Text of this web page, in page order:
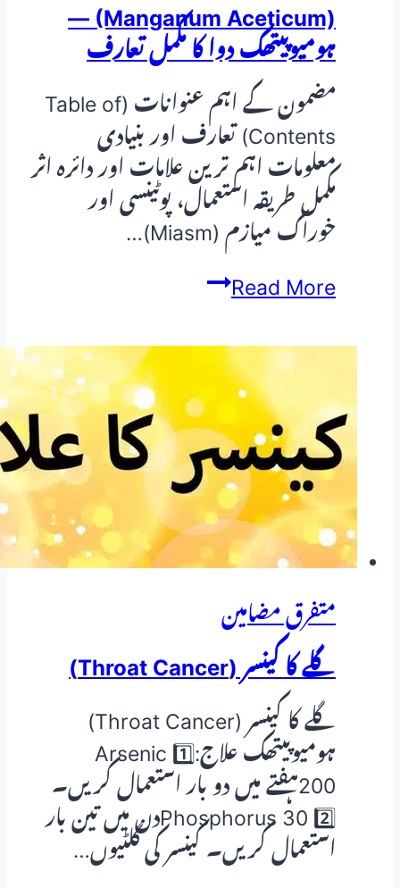
(Manganum Aceticum) —
ہومیوپیتھک دوا کا مکمل تعارف
مضمون کے اہم عنوانات (Table of
Contents) تعارف اور بنیادی
معلومات اہم ترین علامات اور دائرہ اثر
مکمل طریقہ استعمال، پوٹینسی اور
خوراک میازم (Miasm)…
Read More
Manganum
(Manganum
Aceticum)
ہومیوپیتھک
دوا
کا
مکمل
تعارف
متفرق مضامین
گلے کا کینسر (Throat Cancer)
گلے کا کینسر (Throat Cancer)
ہومیوپیتھک علاج:1️⃣ Arsenic
200ہفتے میں دو بار استعمال کریں۔
2️⃣ Phosphorus 30دن میں تین بار
استعمال کریں۔ کینسر کی گلٹیوں…